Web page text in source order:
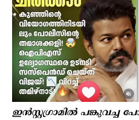
ഇൻസ്റ്റഗ്രാമിൽ പങ്കുവച്ച